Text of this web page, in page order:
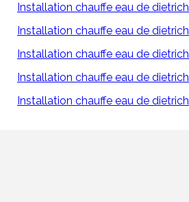
Installation chauffe eau de
Installation chauffe eau de
Installation chauffe eau de
Installation chauffe eau de
Installation chauffe eau de